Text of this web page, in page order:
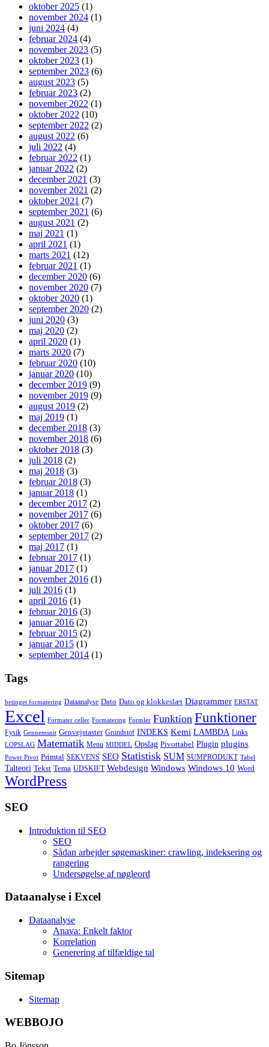
oktober 2025 (1)
november 2024 (1)
juni 2024 (4)
februar 2024 (4)
november 2023 (5)
oktober 2023 (1)
september 2023 (6)
august 2023 (5)
februar 2023 (2)
november 2022 (1)
oktober 2022 (10)
september 2022 (2)
august 2022 (6)
juli 2022 (4)
februar 2022 (1)
januar 2022 (2)
december 2021 (3)
november 2021 (2)
oktober 2021 (7)
september 2021 (6)
august 2021 (2)
maj 2021 (1)
april 2021 (1)
marts 2021 (12)
februar 2021 (1)
december 2020 (6)
november 2020 (7)
oktober 2020 (1)
september 2020 (2)
juni 2020 (3)
maj 2020 (2)
april 2020 (1)
marts 2020 (7)
februar 2020 (10)
januar 2020 (10)
december 2019 (9)
november 2019 (9)
august 2019 (2)
maj 2019 (1)
december 2018 (3)
november 2018 (6)
oktober 2018 (3)
juli 2018 (2)
maj 2018 (3)
februar 2018 (3)
januar 2018 (1)
december 2017 (2)
november 2017 (6)
oktober 2017 (6)
september 2017 (2)
maj 2017 (1)
februar 2017 (1)
januar 2017 (1)
november 2016 (1)
juli 2016 (1)
april 2016 (1)
februar 2016 (3)
januar 2016 (2)
februar 2015 (2)
januar 2015 (1)
september 2014 (1)
Tags
betinget formatering Dataanalyse Dato Dato og klokkeslæt Diagrammer ERSTAT
Excel Formater celler Formatering Formler Funktion Funktioner
Fysik Gennemsnit Genvejstaster Grundstof INDEKS Kemi LAMBDA Links
LOPSLAG Matematik Menu MIDDEL Opslag Pivottabel Plugin plugins
Power Pivot Primtal SEKVENS SEO Statistisk SUM SUMPRODUKT Tabel
Talteori Tekst Tema UDSKIFT Webdesign Windows Windows 10 Word
WordPress
SEO
Introduktion til SEO
SEO
Sådan arbejder søgemaskiner: crawling, indeksering og
rangering
Undersøgelse af nøgleord
Dataanalyse i Excel
Dataanalyse
Anava: Enkelt faktor
Korrelation
Generering af tilfældige tal
Sitemap
Sitemap
WEBBOJO